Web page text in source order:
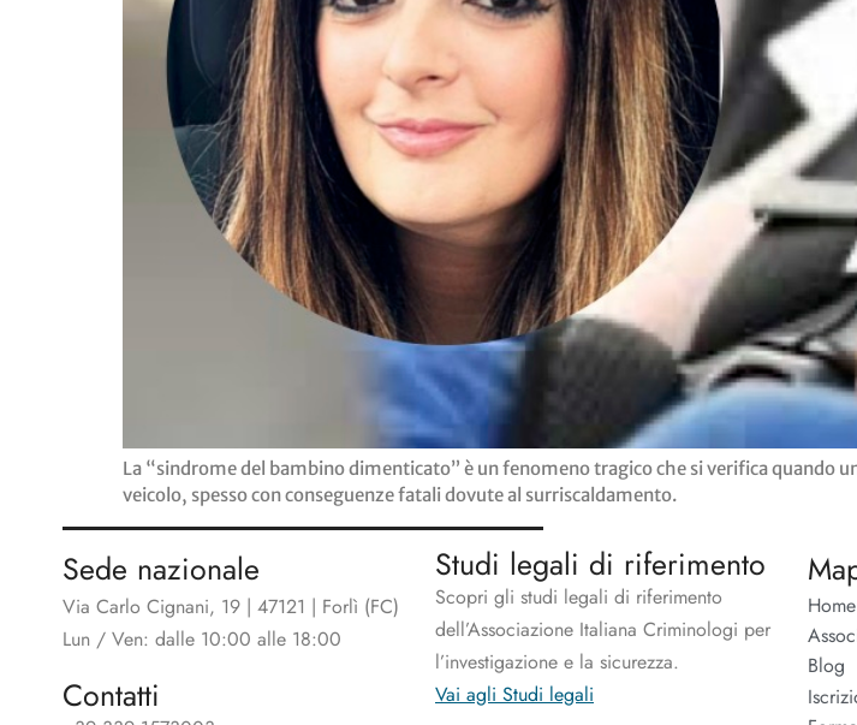
La “sindrome del bambino dimenticato” è un fenomeno tragico che si verifica quando
veicolo, spesso con conseguenze fatali dovute al surriscaldamento.
Sede nazionale
Via Carlo Cignani, 19 | 47121 | Forlì (FC)
Lun / Ven: dalle 10:00 alle 18:00
Contatti
Studi legali di riferimento
Scopri gli studi legali di riferimento
dell’Associazione Italiana Criminologi per
l’investigazione e la sicurezza.
Vai agli Studi legali
Home
Blog